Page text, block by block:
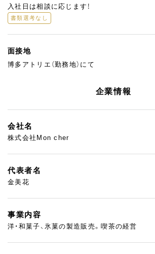
入社日は相談に応じます！
書類選考なし
面接地
博多アトリエ（勤務地）にて
企業情報
会社名
株式会社Mon cher
代表者名
金美花
事業内容
洋・和菓子、氷菓の製造販売。喫茶の経営